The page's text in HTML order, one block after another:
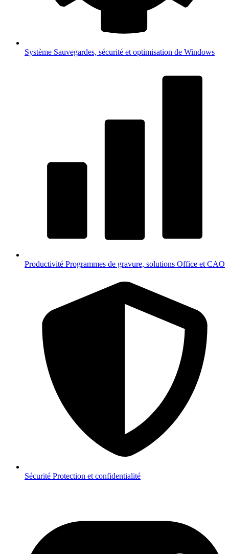
Système Sauvegardes, sécurité et optimisation de Windows
Productivité Programmes de gravure, solutions Office et CAO
Sécurité Protection et confidentialité